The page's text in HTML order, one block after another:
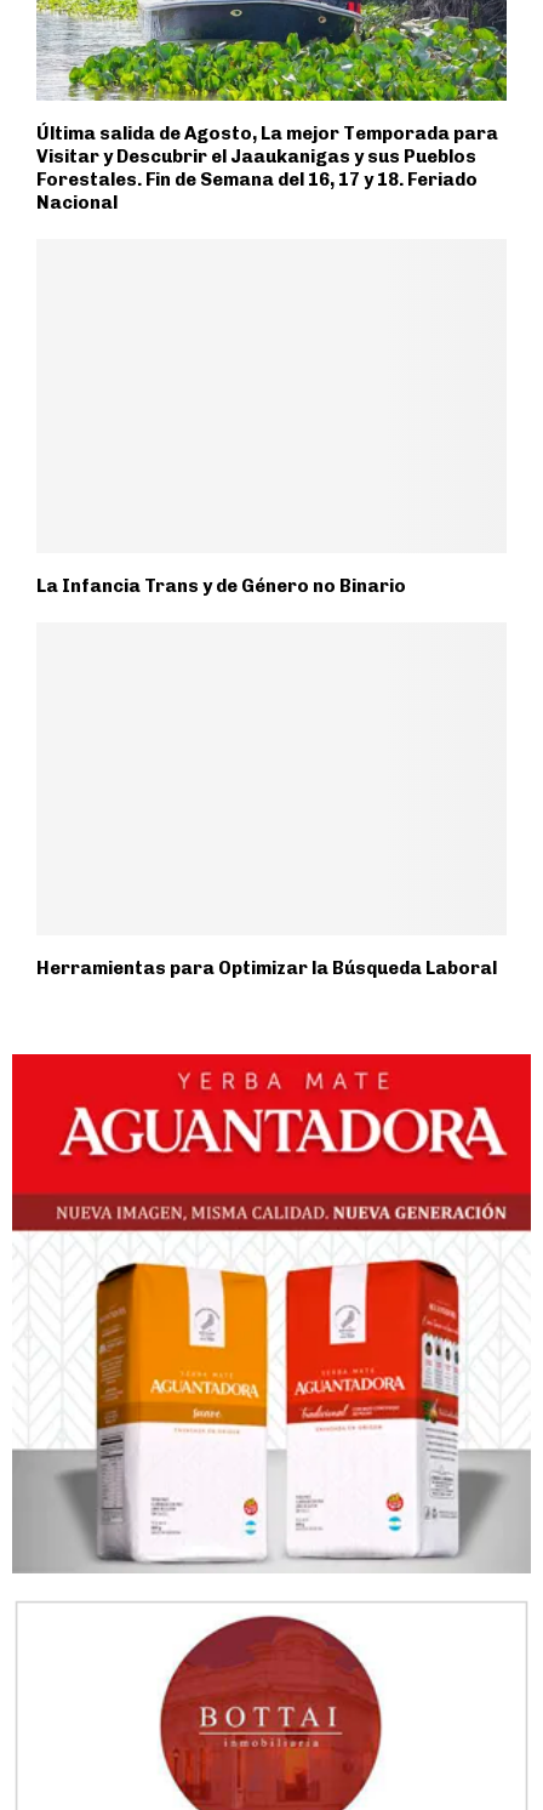
Última salida de Agosto, La mejor Temporada para
Visitar y Descubrir el Jaaukanigas y sus Pueblos
Forestales. Fin de Semana del 16, 17 y 18. Feriado
Nacional
La Infancia Trans y de Género no Binario
Herramientas para Optimizar la Búsqueda Laboral